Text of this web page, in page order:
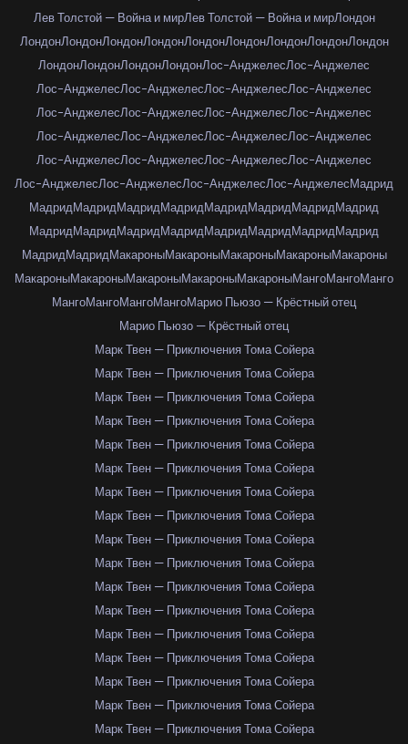
Лев Толстой — Война и мирЛев Толстой — Война и мирЛондон
ЛондонЛондонЛондонЛондонЛондонЛондонЛондонЛондонЛондон
ЛондонЛондонЛондонЛондонЛос-АнджелесЛос-Анджелес
Лос-АнджелесЛос-АнджелесЛос-АнджелесЛос-Анджелес
Лос-АнджелесЛос-АнджелесЛос-АнджелесЛос-Анджелес
Лос-АнджелесЛос-АнджелесЛос-АнджелесЛос-Анджелес
Лос-АнджелесЛос-АнджелесЛос-АнджелесЛос-Анджелес
Лос-АнджелесЛос-АнджелесЛос-АнджелесЛос-АнджелесМадрид
МадридМадридМадридМадридМадридМадридМадридМадрид
МадридМадридМадридМадридМадридМадридМадридМадрид
МадридМадридМакароныМакароныМакароныМакароныМакароны
МакароныМакароныМакароныМакароныМакароныМангоМангоМанго
МангоМангоМангоМангоМарио Пьюзо — Крёстный отец
Марио Пьюзо — Крёстный отец
Марк Твен — Приключения Тома Сойера
Марк Твен — Приключения Тома Сойера
Марк Твен — Приключения Тома Сойера
Марк Твен — Приключения Тома Сойера
Марк Твен — Приключения Тома Сойера
Марк Твен — Приключения Тома Сойера
Марк Твен — Приключения Тома Сойера
Марк Твен — Приключения Тома Сойера
Марк Твен — Приключения Тома Сойера
Марк Твен — Приключения Тома Сойера
Марк Твен — Приключения Тома Сойера
Марк Твен — Приключения Тома Сойера
Марк Твен — Приключения Тома Сойера
Марк Твен — Приключения Тома Сойера
Марк Твен — Приключения Тома Сойера
Марк Твен — Приключения Тома Сойера
Марк Твен — Приключения Тома Сойера